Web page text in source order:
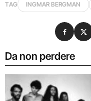
TAG INGMAR BERGMAN
Da non perdere